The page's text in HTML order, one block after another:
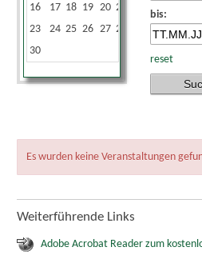
16
17 18 19 20 21
23
24 25 26 27 28
30
bis:
reset
Es wurden keine Veranstaltungen
Weiterführende Links
Adobe Acrobat Reader zum